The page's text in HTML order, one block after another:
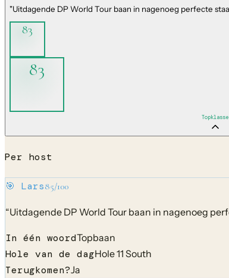
"Uitdagende DP World Tour baan in nagenoeg perfecte
83
83
Topklasse
Per host
🎯 Lars85/100
“Uitdagende DP World Tour baan in nagenoeg
In één woordTopbaan
Hole van de dagHole 11 South
Terugkomen?Ja